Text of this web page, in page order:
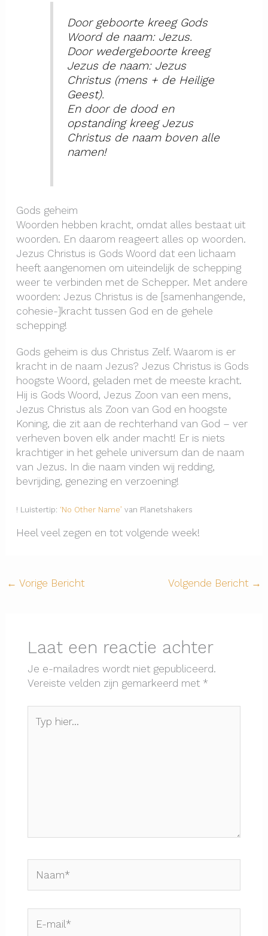
Door geboorte kreeg Gods
Woord de naam: Jezus.
Door wedergeboorte kreeg
Jezus de naam: Jezus
Christus (mens + de Heilige
Geest).
En door de dood en
opstanding kreeg Jezus
Christus de naam boven alle
namen!
Gods geheim
Woorden hebben kracht, omdat alles bestaat uit
woorden. En daarom reageert alles op woorden.
Jezus Christus is Gods Woord dat een lichaam
heeft aangenomen om uiteindelijk de schepping
weer te verbinden met de Schepper. Met andere
woorden: Jezus Christus is de [samenhangende,
cohesie-]kracht tussen God en de gehele
schepping!
Gods geheim is dus Christus Zelf. Waarom is er
kracht in de naam Jezus? Jezus Christus is Gods
hoogste Woord, geladen met de meeste kracht.
Hij is Gods Woord, Jezus Zoon van een mens,
Jezus Christus als Zoon van God en hoogste
Koning, die zit aan de rechterhand van God – ver
verheven boven elk ander macht! Er is niets
krachtiger in het gehele universum dan de naam
van Jezus. In die naam vinden wij redding,
bevrijding, genezing en verzoening!
! Luistertip: ‘No Other Name’ van Planetshakers
Heel veel zegen en tot volgende week!
← Vorige Bericht Volgende Bericht →
Laat een reactie achter
Je e-mailadres wordt niet gepubliceerd.
Vereiste velden zijn gemarkeerd met *
hier...
mail*